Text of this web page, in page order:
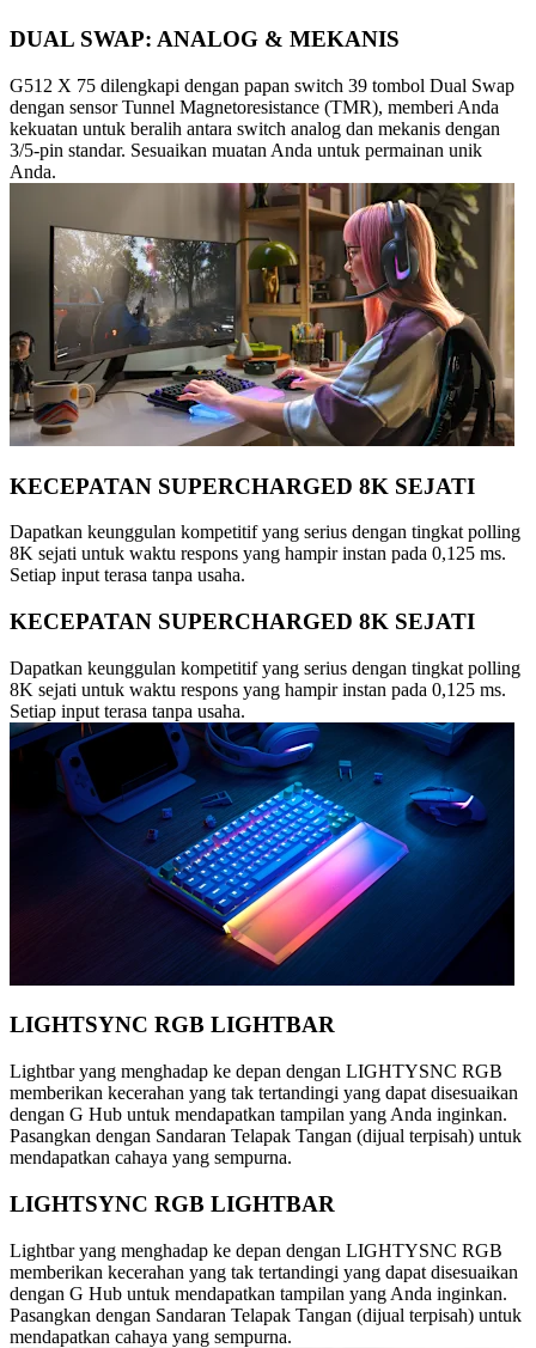
DUAL SWAP: ANALOG & MEKANIS
G512 X 75 dilengkapi dengan papan switch 39 tombol Dual Swap
dengan sensor Tunnel Magnetoresistance (TMR), memberi Anda
kekuatan untuk beralih antara switch analog dan mekanis dengan
3/5-pin standar. Sesuaikan muatan Anda untuk permainan unik
Anda.
KECEPATAN SUPERCHARGED 8K SEJATI
Dapatkan keunggulan kompetitif yang serius dengan tingkat polling
8K sejati untuk waktu respons yang hampir instan pada 0,125 ms.
Setiap input terasa tanpa usaha.
KECEPATAN SUPERCHARGED 8K SEJATI
Dapatkan keunggulan kompetitif yang serius dengan tingkat polling
8K sejati untuk waktu respons yang hampir instan pada 0,125 ms.
Setiap input terasa tanpa usaha.
LIGHTSYNC RGB LIGHTBAR
Lightbar yang menghadap ke depan dengan LIGHTYSNC RGB
memberikan kecerahan yang tak tertandingi yang dapat disesuaikan
dengan G Hub untuk mendapatkan tampilan yang Anda inginkan.
Pasangkan dengan Sandaran Telapak Tangan (dijual terpisah) untuk
mendapatkan cahaya yang sempurna.
LIGHTSYNC RGB LIGHTBAR
Lightbar yang menghadap ke depan dengan LIGHTYSNC RGB
memberikan kecerahan yang tak tertandingi yang dapat disesuaikan
dengan G Hub untuk mendapatkan tampilan yang Anda inginkan.
Pasangkan dengan Sandaran Telapak Tangan (dijual terpisah) untuk
mendapatkan cahaya yang sempurna.